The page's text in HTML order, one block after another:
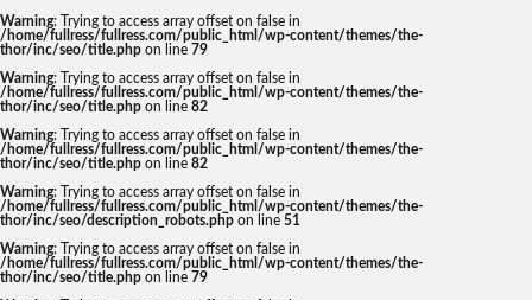
Warning: Trying to access array offset on false in
/home/fullress/fullress.com/public_html/wp-content/themes/the-
thor/inc/seo/title.php on line 79
Warning: Trying to access array offset on false in
/home/fullress/fullress.com/public_html/wp-content/themes/the-
thor/inc/seo/title.php on line 82
Warning: Trying to access array offset on false in
/home/fullress/fullress.com/public_html/wp-content/themes/the-
thor/inc/seo/title.php on line 82
Warning: Trying to access array offset on false in
/home/fullress/fullress.com/public_html/wp-content/themes/the-
thor/inc/seo/description_robots.php on line 51
Warning: Trying to access array offset on false in
/home/fullress/fullress.com/public_html/wp-content/themes/the-
thor/inc/seo/title.php on line 79